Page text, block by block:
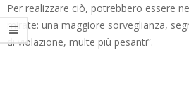
Per realizzare ciò, potrebbero essere
mirate: una maggiore sorveglianza,
di violazione, multe più pesanti”.